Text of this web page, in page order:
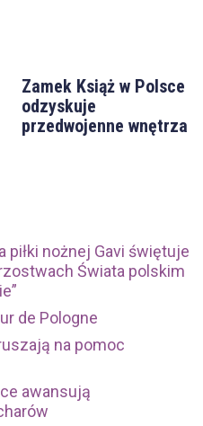
Zamek Książ w Polsce
odzyskuje
przedwojenne wnętrza
piłki nożnej Gavi świętuje
Świata polskim
de Pologne
na pomoc
awansują